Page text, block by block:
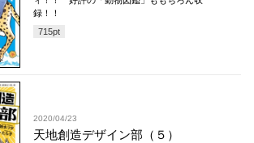
録！！
715pt
2020/04/23
天地創造デザイン部（５）